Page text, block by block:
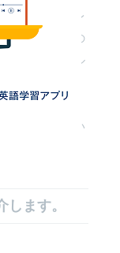
グスクール。レ
マンツーマンの
、他のスクール
ています。
なりたい」とい
ます。